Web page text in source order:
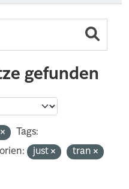
gefunden
Tags:
just tran